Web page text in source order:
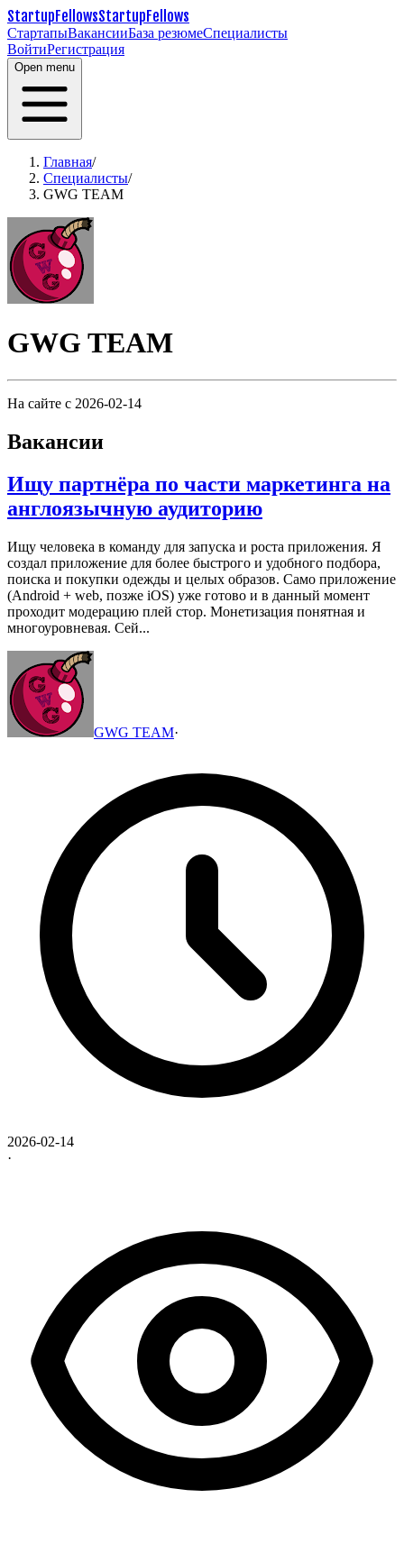
StartupFellowsStartupFellows
СтартапыВакансииБаза резюмеСпециалисты
ВойтиРегистрация
Open menu
Главная/
Специалисты/
GWG TEAM
GWG TEAM
На сайте с 2026-02-14
Вакансии
Ищу партнёра по части маркетинга на
англоязычную аудиторию
Ищу человека в команду для запуска и роста приложения. Я
создал приложение для более быстрого и удобного подбора,
поиска и покупки одежды и целых образов. Само приложение
(Android + web, позже iOS) уже готово и в данный момент
проходит модерацию плей стор. Монетизация понятная и
многоуровневая. Сей...
GWG TEAM·
2026-02-14
·